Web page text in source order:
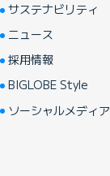
サステナビリティ
ニュース
採用情報
BIGLOBE Style
ソーシャルメディア